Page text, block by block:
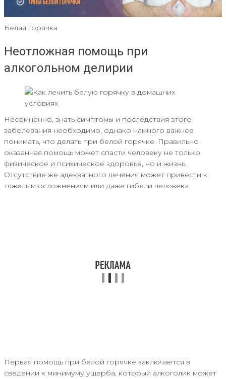
Белая горячка
Неотложная помощь при
алкогольном делирии
Несомненно, знать симптомы и последствия этого
заболевания необходимо, однако намного важнее
понимать, что делать при белой горячке. Правильно
оказанная помощь может спасти человеку не только
физическое и психическое здоровье, но и жизнь.
Отсутствие же адекватного лечения может привести к
тяжелым осложнениям или даже гибели человека.
Первая помощь при белой горячке заключается в
сведении к минимуму ущерба, который алкоголик может